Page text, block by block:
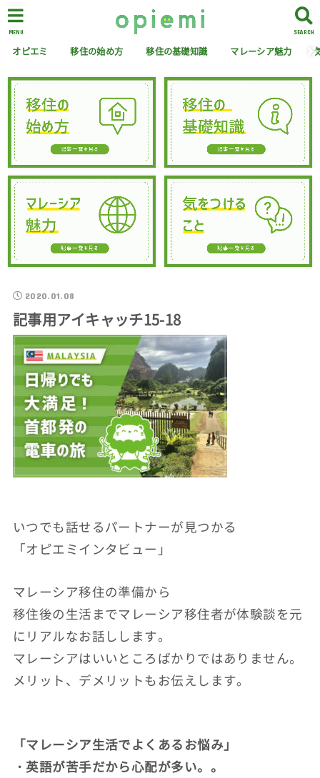
SEARCH
MENU
オピエミ 移住の始め方 移住の基礎知識 マレーシア魅力
2020.01.08
記事用アイキャッチ15-18
いつでも話せるパートナーが見つかる
「オピエミインタビュー」
マレーシア移住の準備から
移住後の生活までマレーシア移住者が体験談を元
にリアルなお話しします。
マレーシアはいいところばかりではありません。
メリット、デメリットもお伝えします。
「マレーシア生活でよくあるお悩み」
・英語が苦手だから心配が多い。。